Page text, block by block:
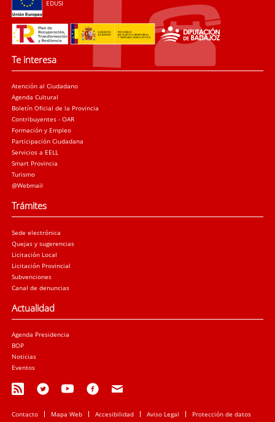
EDUSI
Te interesa
Atención al Ciudadano
Agenda Cultural
Boletín Oficial de la Provincia
Contribuyentes - OAR
Formación y Empleo
Participación Ciudadana
Servicios a EELL
Smart Provincia
Turismo
@Webmail
Trámites
Sede electrónica
Quejas y sugerencias
Licitación Local
Licitación Provincial
Subvenciones
Canal de denuncias
Actualidad
Agenda Presidencia
BOP
Noticias
Eventos
Contacto Mapa Web Accesibilidad Aviso Legal Protección de datos